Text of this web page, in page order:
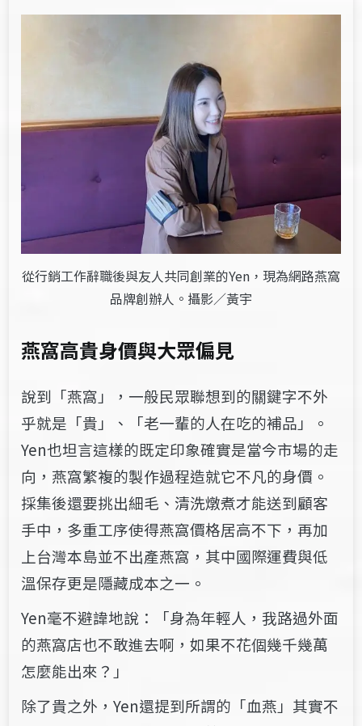
從行銷工作辭職後與友人共同創業的Yen，現為網路燕窩
品牌創辦人。攝影／黃宇
燕窩高貴身價與大眾偏見
說到「燕窩」，一般民眾聯想到的關鍵字不外
乎就是「貴」、「老一輩的人在吃的補品」。
Yen也坦言這樣的既定印象確實是當今市場的走
向，燕窩繁複的製作過程造就它不凡的身價。
採集後還要挑出細毛、清洗燉煮才能送到顧客
手中，多重工序使得燕窩價格居高不下，再加
上台灣本島並不出產燕窩，其中國際運費與低
溫保存更是隱藏成本之一。
Yen毫不避諱地說：「身為年輕人，我路過外面
的燕窩店也不敢進去啊，如果不花個幾千幾萬
怎麼能出來？」
除了貴之外，Yen還提到所謂的「血燕」其實不